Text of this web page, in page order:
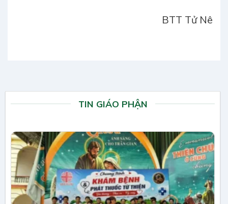
BTT Tử Nê
TIN GIÁO PHẬN